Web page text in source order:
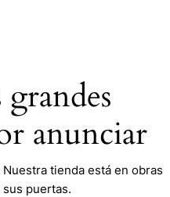
anunciar
tienda está en obras
puertas.